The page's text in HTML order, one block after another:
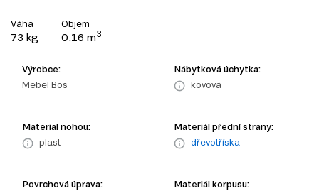
Váha
73 kg
Objem
0.16 m3
Výrobce:
Mebel Bos
Nábytková úchytka:
kovová
Material nohou:
plast
Materiál přední strany:
dřevotříska
Povrchová úprava:
Materiál korpusu: